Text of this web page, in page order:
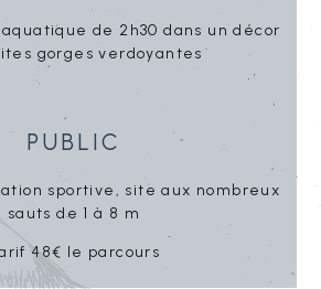
de 2h30 dans un décor
gorges verdoyantes
Public
sportive, site aux nombreux
sauts de 1 à 8 m
48€ le parcours